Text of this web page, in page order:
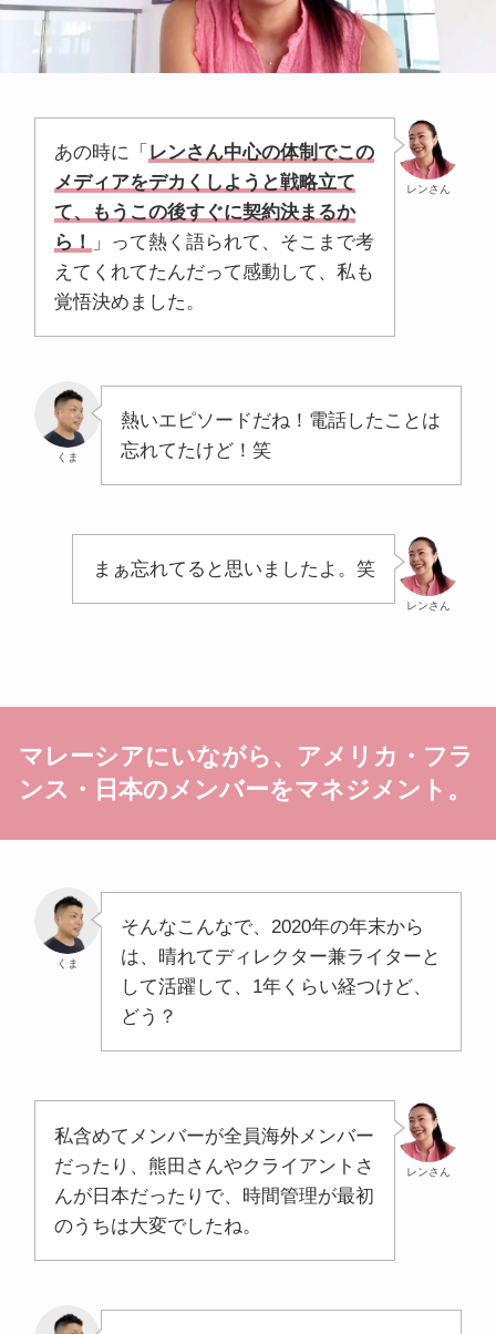
レンさん
あの時に「 レンさん中心の体制でこの
メディアをデカくしようと戦略立て
て、もうこの後すぐに契約決まるか
ら！
」って熱く語られて、そこまで考
えてくれてたんだって感動して、私も
覚悟決めました。
くま
熱いエピソードだね！電話したことは
忘れてたけど！笑
レンさん
まぁ忘れてると思いましたよ。笑
マレーシアにいながら、アメリカ・フラ
ンス・日本のメンバーをマネジメント。
くま
そんなこんなで、2020年の年末から
は、晴れてディレクター兼ライターと
して活躍して、1年くらい経つけど、
どう？
レンさん
私含めてメンバーが全員海外メンバー
だったり、熊田さんやクライアントさ
んが日本だったりで、時間管理が最初
のうちは大変でしたね。